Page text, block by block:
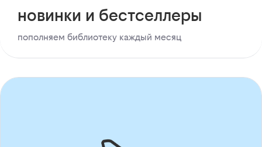
новинки и бестселлеры
пополняем библиотеку каждый месяц